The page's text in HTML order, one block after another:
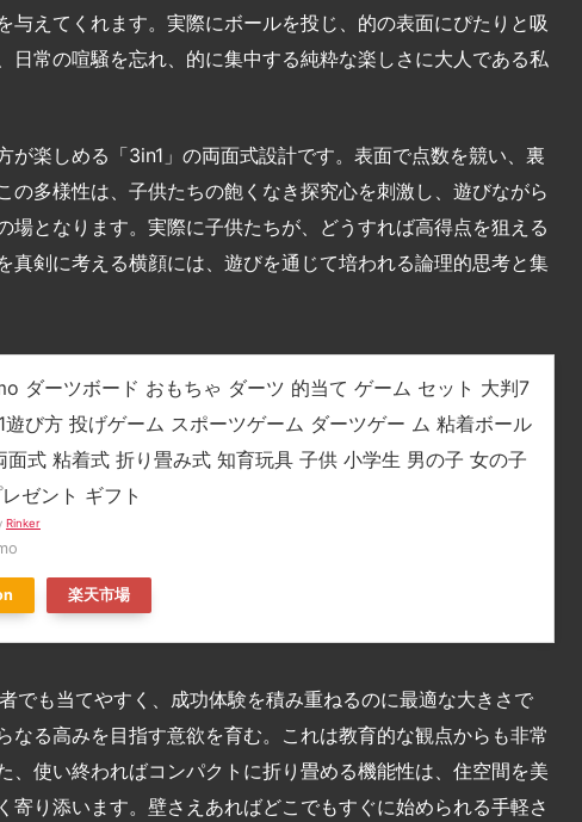
与えてくれます。実際にボールを投じ、的の表面にぴたりと吸
日常の喧騒を忘れ、的に集中する純粋な楽しさに大人である私
が楽しめる「3in1」の両面式設計です。表面で点数を競い、裏
の多様性は、子供たちの飽くなき探究心を刺激し、遊びながら
場となります。実際に子供たちが、どうすれば高得点を狙える
真剣に考える横顔には、遊びを通じて培われる論理的思考と集
ダーツボード おもちゃ ダーツ 的当て ゲーム セット 大判7
び方 投げゲーム スポーツゲーム ダーツゲー ム 粘着ボール
面式 粘着式 折り畳み式 知育玩具 子供 小学生 男の子 女の子
ゼント ギフト
Rinker
楽天市場
でも当てやすく、成功体験を積み重ねるのに最適な大きさで
なる高みを目指す意欲を育む。これは教育的な観点からも非常
、使い終わればコンパクトに折り畳める機能性は、住空間を美
寄り添います。壁さえあればどこでもすぐに始められる手軽さ